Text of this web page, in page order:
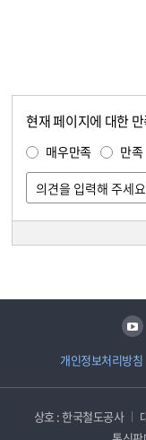
현재 페이지에 대한
매우만족 만족
개인정보처리방침
유튜브
상호 : 한국철도공사